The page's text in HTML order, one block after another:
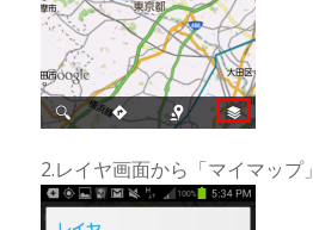
2.レイヤ画面から「マイマップ